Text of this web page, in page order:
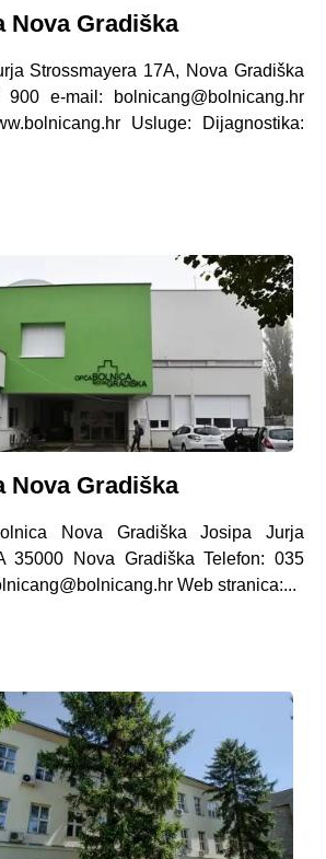
Nova Gradiška
Strossmayera 17A, Nova Gradiška
e-mail: bolnicang@bolnicang.hr
Usluge: Dijagnostika:
Nova Gradiška
Nova Gradiška Josipa Jurja
35000 Nova Gradiška Telefon: 035
Web stranica:...